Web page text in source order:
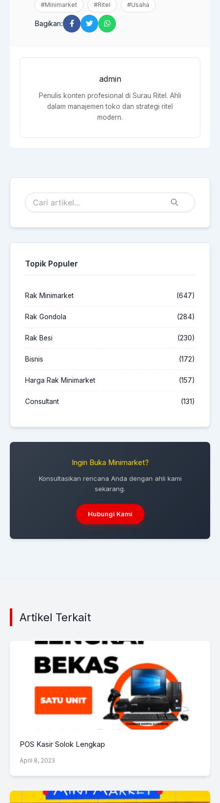
#Minimarket #Ritel #Usaha
Bagikan:
admin
Penulis konten profesional di Surau Ritel. Ahli
dalam manajemen toko dan strategi ritel
modern.
Topik Populer
Rak Minimarket (647)
Rak Gondola (284)
Rak Besi (230)
Bisnis (172)
Harga Rak Minimarket (157)
Consultant (131)
Ingin Buka Minimarket?
Konsultasikan rencana Anda dengan ahli kami
sekarang.
Hubungi Kami
Artikel Terkait
POS Kasir Solok Lengkap
April 8, 2023